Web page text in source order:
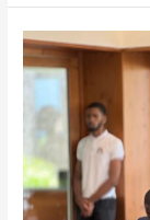
Réunion
ministérielle
validation
du
cadre
politique
pour